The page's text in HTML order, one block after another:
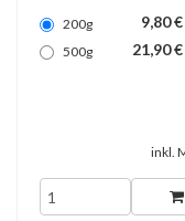
200g 9,80 €
500g
21,90 €
inkl.